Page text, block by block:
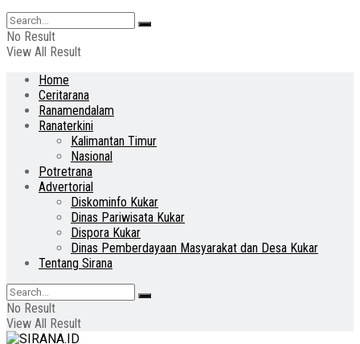
No Result
View All Result
Home
Ceritarana
Ranamendalam
Ranaterkini
Kalimantan Timur
Nasional
Potretrana
Advertorial
Diskominfo Kukar
Dinas Pariwisata Kukar
Dispora Kukar
Dinas Pemberdayaan Masyarakat dan Desa Kukar
Tentang Sirana
No Result
View All Result